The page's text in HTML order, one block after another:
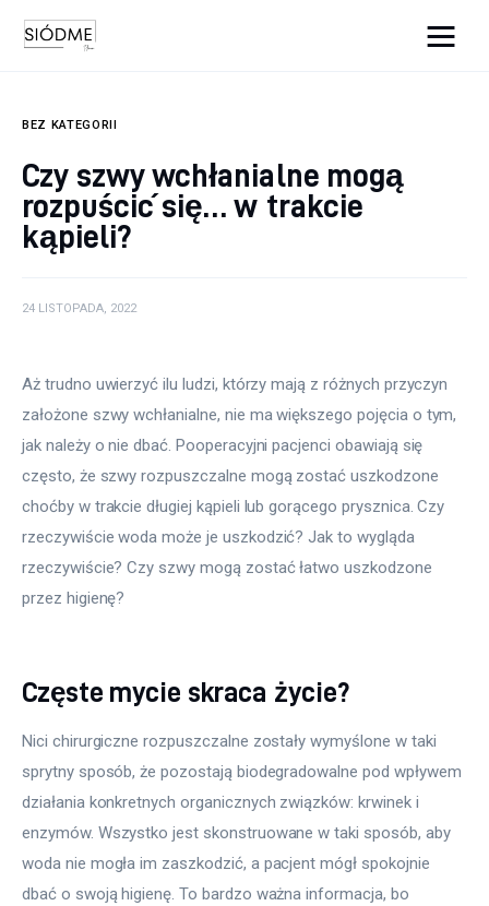
Uroda
Dom i ogród
BEZ KATEGORII
Czy szwy wchłanialne mogą
rozpuścić się… w trakcie
kąpieli?
24 LISTOPADA, 2022
Aż trudno uwierzyć ilu ludzi, którzy mają z różnych przyczyn
założone szwy wchłanialne, nie ma większego pojęcia o tym,
jak należy o nie dbać. Pooperacyjni pacjenci obawiają się
często, że szwy rozpuszczalne mogą zostać uszkodzone
choćby w trakcie długiej kąpieli lub gorącego prysznica. Czy
rzeczywiście woda może je uszkodzić? Jak to wygląda
rzeczywiście? Czy szwy mogą zostać łatwo uszkodzone
przez higienę?
Częste mycie skraca życie?
Nici chirurgiczne rozpuszczalne zostały wymyślone w taki
sprytny sposób, że pozostają biodegradowalne pod wpływem
działania konkretnych organicznych związków: krwinek i
enzymów. Wszystko jest skonstruowane w taki sposób, aby
woda nie mogła im zaszkodzić, a pacjent mógł spokojnie
dbać o swoją higienę. To bardzo ważna informacja, bo